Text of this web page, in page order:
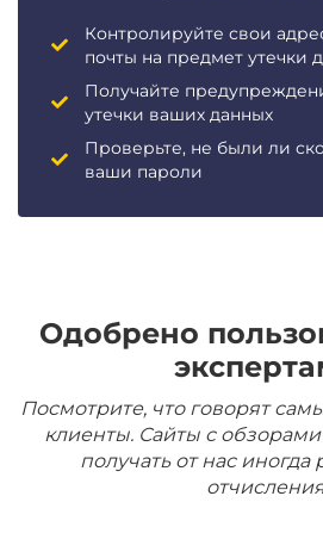
Контролируйте свои
почты на предмет утечки
Получайте
утечки ваших данных
Проверьте, не были ли
ваши пароли
Одобрено
Посмотрите, что говорят
клиенты. Сайты с обзорами
получать от нас